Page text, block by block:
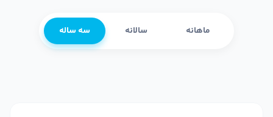
سه ساله سالانه ماهانه